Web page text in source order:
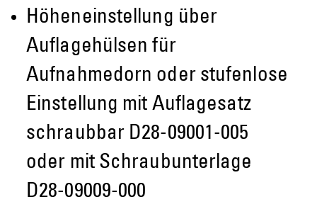
Höheneinstellung über
Auflagehülsen für
Aufnahmedorn oder stufenlose
Einstellung mit Auflagesatz
schraubbar D28-09001-005
oder mit Schraubunterlage
D28-09009-000